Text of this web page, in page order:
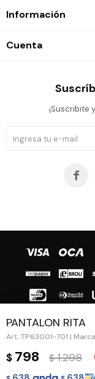
PANTALON RITA
TP63001-701 |
$ 798 $ 1.298
Información
Cuenta
¡Suscribite
